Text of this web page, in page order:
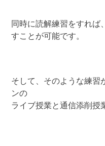
同時に読解練習をすれば
すことが可能です。
そして、そのような練習
ンの
ライブ授業と通信添削授